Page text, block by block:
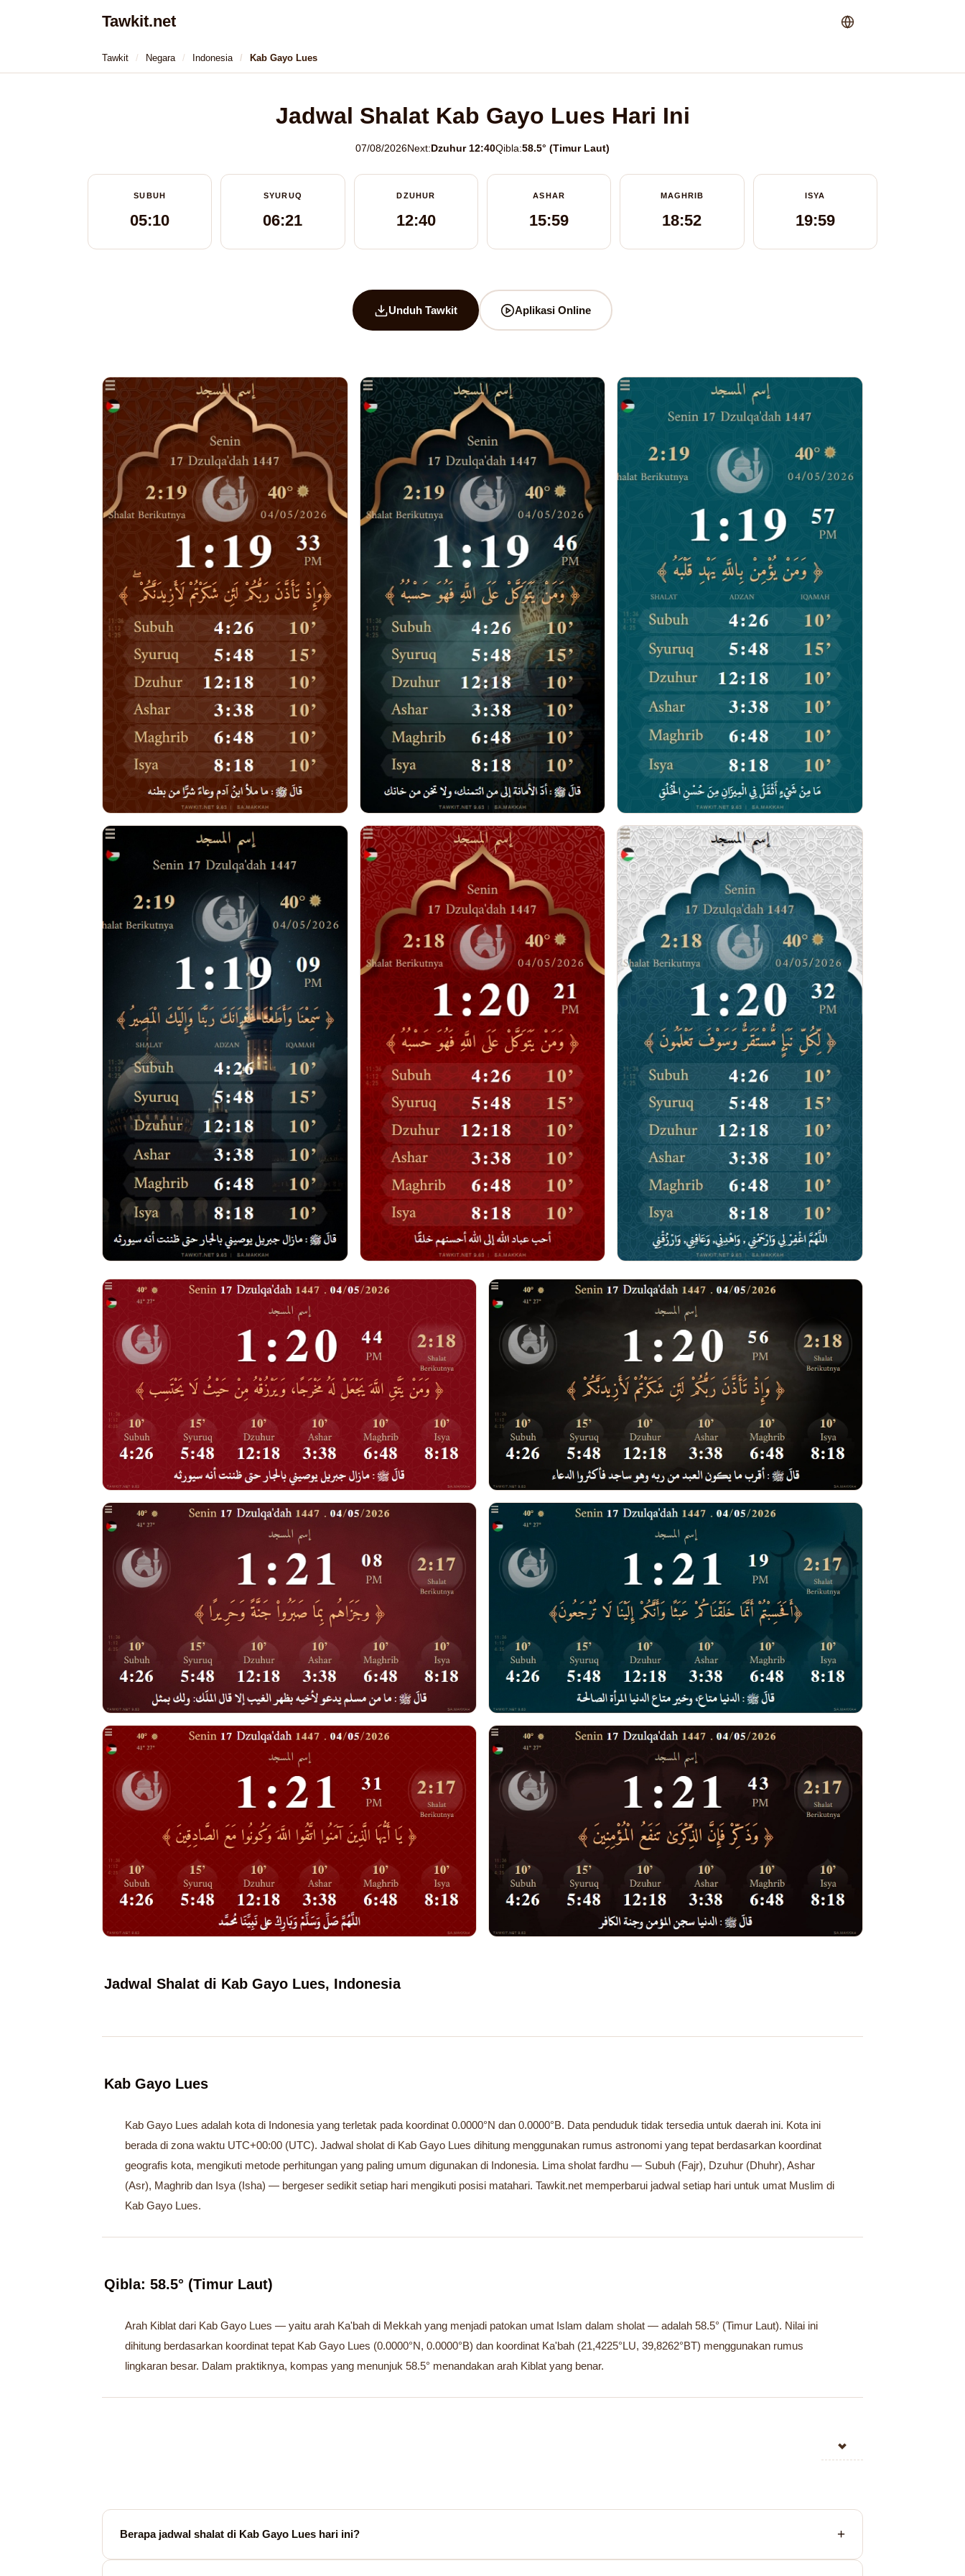
Tawkit.net
Tawkit Negara Indonesia Kab Gayo Lues
Jadwal Shalat Kab Gayo Lues Hari Ini
07/08/2026Next:Dzuhur 12:40Qibla:58.5° (Timur Laut)
SUBUH
05:10
SYURUQ
06:21
DZUHUR
12:40
ASHAR
15:59
MAGHRIB
18:52
ISYA
19:59
Unduh Tawkit Aplikasi Online
Jadwal Shalat di Kab Gayo Lues, Indonesia
Kab Gayo Lues
Kab Gayo Lues adalah kota di Indonesia yang terletak pada koordinat 0.0000°N dan 0.0000°B. Data penduduk tidak tersedia untuk daerah ini. Kota ini
berada di zona waktu UTC+00:00 (UTC). Jadwal sholat di Kab Gayo Lues dihitung menggunakan rumus astronomi yang tepat berdasarkan koordinat
geografis kota, mengikuti metode perhitungan yang paling umum digunakan di Indonesia. Lima sholat fardhu — Subuh (Fajr), Dzuhur (Dhuhr), Ashar
(Asr), Maghrib dan Isya (Isha) — bergeser sedikit setiap hari mengikuti posisi matahari. Tawkit.net memperbarui jadwal setiap hari untuk umat Muslim di
Kab Gayo Lues.
Qibla: 58.5° (Timur Laut)
Arah Kiblat dari Kab Gayo Lues — yaitu arah Ka'bah di Mekkah yang menjadi patokan umat Islam dalam sholat — adalah 58.5° (Timur Laut). Nilai ini
dihitung berdasarkan koordinat tepat Kab Gayo Lues (0.0000°N, 0.0000°B) dan koordinat Ka'bah (21,4225°LU, 39,8262°BT) menggunakan rumus
lingkaran besar. Dalam praktiknya, kompas yang menunjuk 58.5° menandakan arah Kiblat yang benar.
Berapa jadwal shalat di Kab Gayo Lues hari ini?